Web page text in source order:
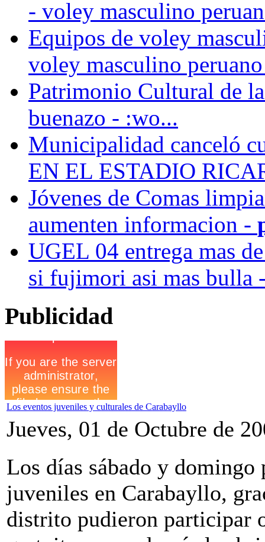
- voley masculino
Equipos de voley
voley masculino
Patrimonio Cultural de
buenazo - :wo...
Municipalidad canceló
EN EL ESTADIO
Jóvenes de Comas
aumenten informacion -
UGEL 04 entrega mas
si fujimori asi mas bulla
Publicidad
Los eventos juveniles y culturales de Carabayllo
Jueves, 01 de Octubre de
Los días sábado y domingo
juveniles en Carabayllo,
distrito pudieron participar